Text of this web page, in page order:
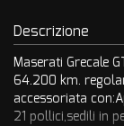
Descrizione
Maserati Grecale
64.200 km.
accessoriata
21 pollici,sedili in